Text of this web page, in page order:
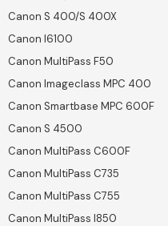
Canon S 400/S 400X
Canon I6100
Canon MultiPass F50
Canon Imageclass MPC 400
Canon Smartbase MPC 600F
Canon S 4500
Canon MultiPass C600F
Canon MultiPass C735
Canon MultiPass C755
Canon MultiPass I850